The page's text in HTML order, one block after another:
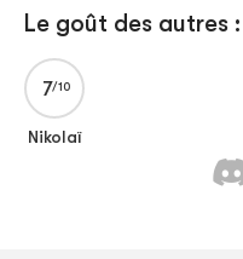
Le goût des autres :
7
Nikolaï